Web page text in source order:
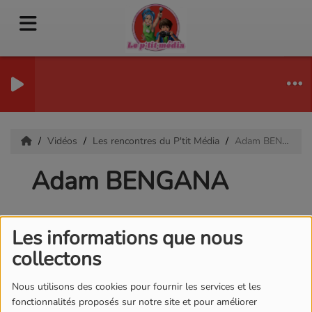
Les informations que nous
collectons
Nous utilisons des cookies pour fournir les services et les
fonctionnalités proposés sur notre site et pour améliorer
Vidéos Les rencontres du P'tit Média Adam BENGANA
Adam BENGANA